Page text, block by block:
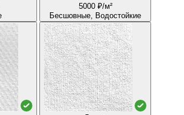
5000 ₽/м²
Бесшовные, Водостойкие